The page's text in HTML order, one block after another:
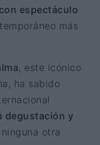
espectáculo
más
, este icónico
ha sabido
degustación y
otra